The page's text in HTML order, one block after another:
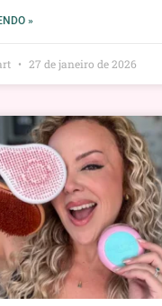
»
27 de janeiro de 2026